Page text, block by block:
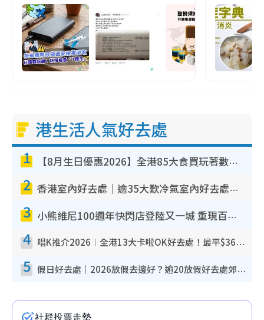
港生活人氣好去處
1 【8月生日優惠2026】全港85大食買玩著數攻略 自助餐/火鍋放題同行免費＋誠品/DONKI送現金券
2 香港室內好去處｜逾35大歎冷氣室內好去處推介 室內活動免費避雨無懼落雨
3 小熊維尼100週年快閃店登陸又一城 重現百畝森林經典場景／獨家限定盲盒登場／專屬DIY香水
4 唱K推介2026︱全港13大卡啦OK好去處！最平$36起 日文K都有！(附地址+收費詳情)
5 假日好去處｜2026放假去邊好？逾20放假好去處郊外/秘景 休閒半日或一日遊